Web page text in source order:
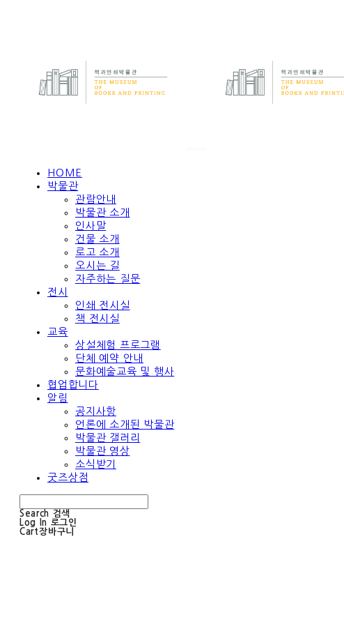
HOME
박물관
관람안내
박물관 소개
인사말
건물 소개
로고 소개
오시는 길
자주하는 질문
전시
인쇄 전시실
책 전시실
교육
상설체험 프로그램
단체 예약 안내
문화예술교육 및 행사
협업합니다
알림
공지사항
언론에 소개된 박물관
박물관 갤러리
박물관 영상
소식받기
굿즈상점
Search 검색
Log In 로그인
Cart장바구니